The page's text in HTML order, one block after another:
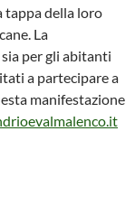
tappa della loro
La
per gli abitanti
a partecipare a
manifestazione